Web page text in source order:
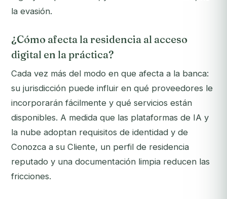
la evasión.
¿Cómo afecta la residencia al acceso
digital en la práctica?
Cada vez más del modo en que afecta a la banca:
su jurisdicción puede influir en qué proveedores le
incorporarán fácilmente y qué servicios están
disponibles. A medida que las plataformas de IA y
la nube adoptan requisitos de identidad y de
Conozca a su Cliente, un perfil de residencia
reputado y una documentación limpia reducen las
fricciones.